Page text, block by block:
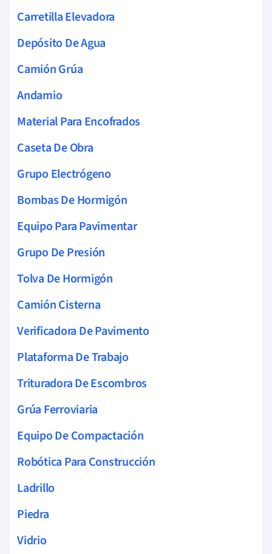
Carretilla Elevadora
Depósito De Agua
Camión Grúa
Andamio
Material Para Encofrados
Caseta De Obra
Grupo Electrógeno
Bombas De Hormigón
Equipo Para Pavimentar
Grupo De Presión
Tolva De Hormigón
Camión Cisterna
Verificadora De Pavimento
Plataforma De Trabajo
Trituradora De Escombros
Grúa Ferroviaria
Equipo De Compactación
Robótica Para Construcción
Ladrillo
Piedra
Vidrio